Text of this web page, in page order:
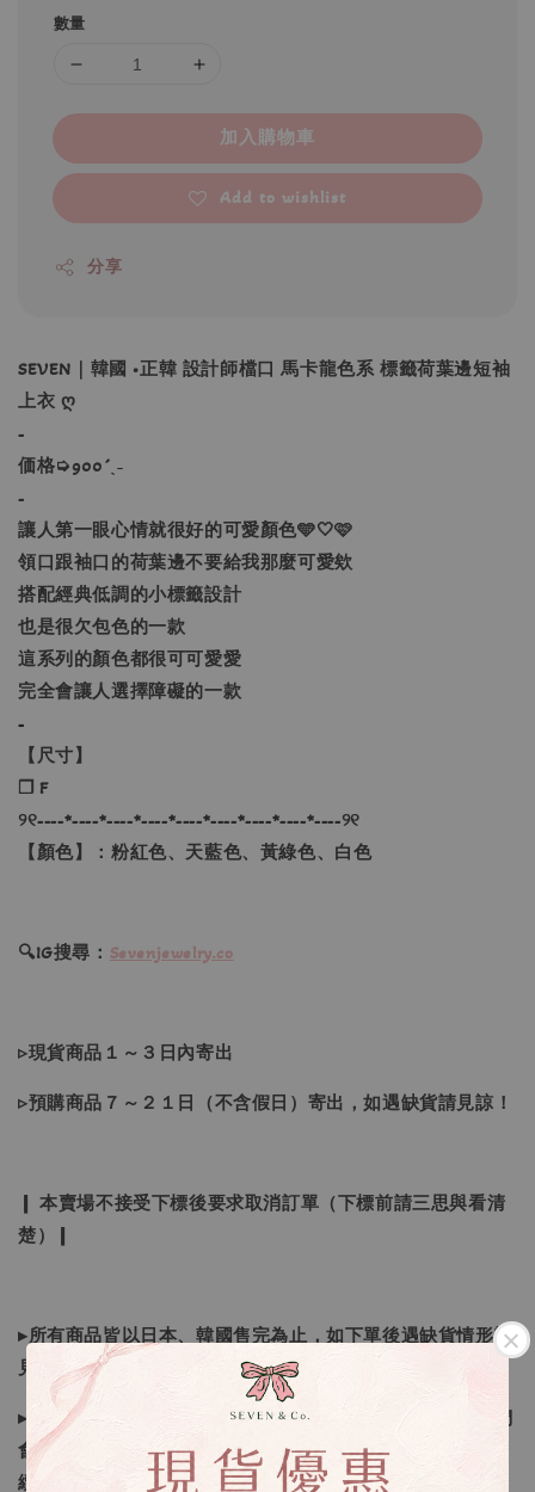
數量
加入購物車
Add to wishlist
分享
SEVEN｜韓國 •正韓 設計師檔口 馬卡龍色系 標籤荷葉邊短袖
上衣 ღ
-
価格➭900´ˎ˗
-
讓人第一眼心情就很好的可愛顏色🩵🤍🩷
領口跟袖口的荷葉邊不要給我那麼可愛欸
搭配經典低調的小標籤設計
也是很欠包色的一款
這系列的顏色都很可可愛愛
完全會讓人選擇障礙的一款
-
【尺寸】
❐ F
୨୧----*----*----*----*----*----*----*----*----୨୧
【顏色】：粉紅色、天藍色、黃綠色、白色
🔍IG搜尋： Sevenjewelry.co
▹現貨商品１～３日內寄出
▹預購商品７～２１日（不含假日）寄出，如遇缺貨請見諒！
❙ 本賣場不接受下標後要求取消訂單（下標前請三思與看清
楚）❙
▸所有商品皆以日本、韓國售完為止，如下單後遇缺貨情形請
見諒
▸因日本商品貨況和價格是浮動的，若遇到缺貨或者調價我們
會視情況等待下單，若您想要知道即時貨況還請主動聯繫後
續喔